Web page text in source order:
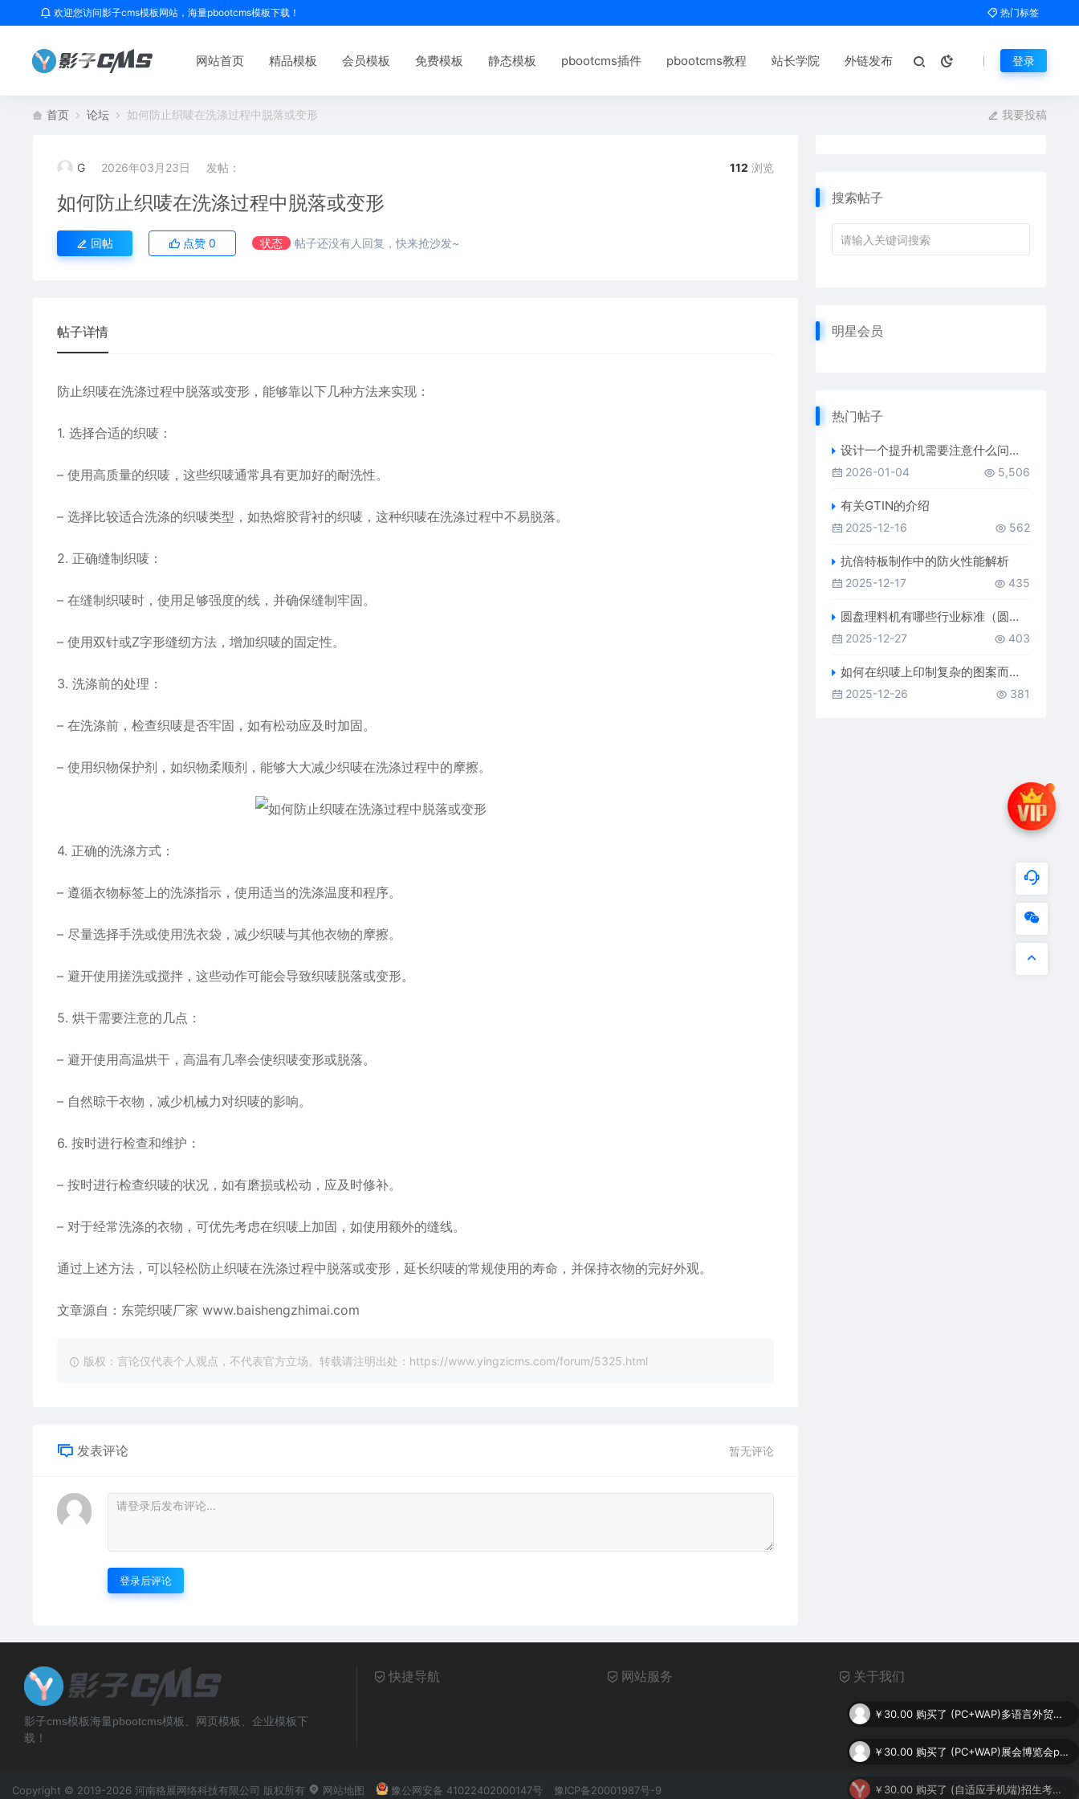
欢迎您访问影子cms模板网站，海量pbootcms模板下载！ 热门标签
网站首页 精品模板 会员模板 免费模板 静态模板 pbootcms插件 pbootcms教程 站长学院 外链发布 登录
首页 论坛 如何防止织唛在洗涤过程中脱落或变形 我要投稿
G 2026年03月23日 发帖： 112 浏览
如何防止织唛在洗涤过程中脱落或变形
回帖 点赞 0 状态 帖子还没有人回复，快来抢沙发~
帖子详情
防止织唛在洗涤过程中脱落或变形，能够靠以下几种方法来实现：
1. 选择合适的织唛：
– 使用高质量的织唛，这些织唛通常具有更加好的耐洗性。
– 选择比较适合洗涤的织唛类型，如热熔胶背衬的织唛，这种织唛在洗涤过程中不易脱落。
2. 正确缝制织唛：
– 在缝制织唛时，使用足够强度的线，并确保缝制牢固。
– 使用双针或Z字形缝纫方法，增加织唛的固定性。
3. 洗涤前的处理：
– 在洗涤前，检查织唛是否牢固，如有松动应及时加固。
– 使用织物保护剂，如织物柔顺剂，能够大大减少织唛在洗涤过程中的摩擦。
4. 正确的洗涤方式：
– 遵循衣物标签上的洗涤指示，使用适当的洗涤温度和程序。
– 尽量选择手洗或使用洗衣袋，减少织唛与其他衣物的摩擦。
– 避开使用搓洗或搅拌，这些动作可能会导致织唛脱落或变形。
5. 烘干需要注意的几点：
– 避开使用高温烘干，高温有几率会使织唛变形或脱落。
– 自然晾干衣物，减少机械力对织唛的影响。
6. 按时进行检查和维护：
– 按时进行检查织唛的状况，如有磨损或松动，应及时修补。
– 对于经常洗涤的衣物，可优先考虑在织唛上加固，如使用额外的缝线。
通过上述方法，可以轻松防止织唛在洗涤过程中脱落或变形，延长织唛的常规使用的寿命，并保持衣物的完好外观。
文章源自：东莞织唛厂家 www.baishengzhimai.com
版权：言论仅代表个人观点，不代表官方立场。转载请注明出处：https://www.yingzicms.com/forum/5325.html
发表评论 暂无评论
登录后评论
搜索帖子
明星会员
热门帖子
设计一个提升机需要注意什么问题（提升机厂家）
2026-01-04 5,506
有关GTIN的介绍
2025-12-16 562
抗倍特板制作中的防火性能解析
2025-12-17 435
圆盘理料机有哪些行业标准（圆盘理料机厂家）
2025-12-27 403
如何在织唛上印制复杂的图案而不影响清晰度
2025-12-26 381
影子cms模板海量pbootcms模板、网页模板、企业模板下
载！
快捷导航 网站服务 关于我们
Copyright © 2019-2026 河南格展网络科技有限公司 版权所有 网站地图 豫公网安备 41022402000147号 豫ICP备20001987号-9
￥30.00 购买了
￥30.00 购买了
￥30.00 购买了